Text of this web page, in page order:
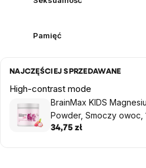
Pamięć
NAJCZĘŚCIEJ SPRZEDAWANE
High-contrast mode
BrainMax KIDS
Powder, Smoczy owoc,
34,75 zł